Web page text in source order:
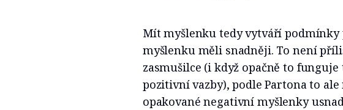
Mít myšlenku tedy vytváří podmínky
myšlenku měli snadněji. To není
zasmušilce (i když opačně to
pozitivní vazby), podle Partona to
opakované negativní myšlenky